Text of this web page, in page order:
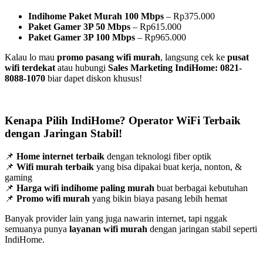
Indihome Paket Murah 100 Mbps – Rp375.000
Paket Gamer 3P 50 Mbps – Rp615.000
Paket Gamer 3P 100 Mbps – Rp965.000
Kalau lo mau promo pasang wifi murah, langsung cek ke pusat
wifi terdekat atau hubungi Sales Marketing IndiHome: 0821-
8088-1070 biar dapet diskon khusus!
Kenapa Pilih IndiHome? Operator WiFi Terbaik
dengan Jaringan Stabil!
📌 Home internet terbaik dengan teknologi fiber optik
📌 Wifi murah terbaik yang bisa dipakai buat kerja, nonton, &
gaming
📌 Harga wifi indihome paling murah buat berbagai kebutuhan
📌 Promo wifi murah yang bikin biaya pasang lebih hemat
Banyak provider lain yang juga nawarin internet, tapi nggak
semuanya punya layanan wifi murah dengan jaringan stabil seperti
IndiHome.